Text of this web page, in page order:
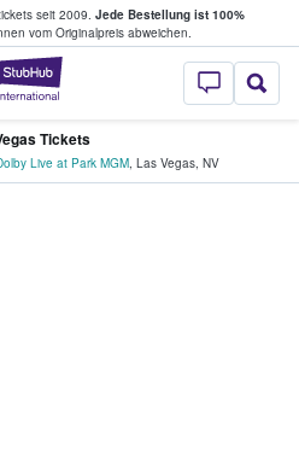
seit 2009. Jede Bestellung ist 100%
vom Originalpreis abweichen.
StubHub - Wo
verkaufen
Tickets
Live at Park MGM, Las Vegas, NV